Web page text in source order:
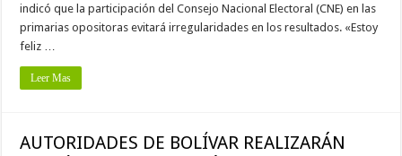
indicó que la participación del Consejo Nacional Electoral (CNE) en las
primarias opositoras evitará irregularidades en los resultados. «Estoy
feliz …
Leer Mas
AUTORIDADES DE BOLÍVAR REALIZARÁN